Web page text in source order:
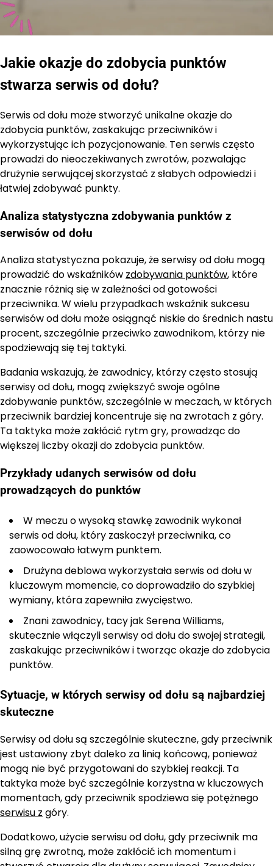
Jakie okazje do zdobycia punktów
stwarza serwis od dołu?
Serwis od dołu może stworzyć unikalne okazje do
zdobycia punktów, zaskakując przeciwników i
wykorzystując ich pozycjonowanie. Ten serwis często
prowadzi do nieoczekiwanych zwrotów, pozwalając
drużynie serwującej skorzystać z słabych odpowiedzi i
łatwiej zdobywać punkty.
Analiza statystyczna zdobywania punktów z
serwisów od dołu
Analiza statystyczna pokazuje, że serwisy od dołu mogą
prowadzić do wskaźników zdobywania punktów, które
znacznie różnią się w zależności od gotowości
przeciwnika. W wielu przypadkach wskaźnik sukcesu
serwisów od dołu może osiągnąć niskie do średnich nastu
procent, szczególnie przeciwko zawodnikom, którzy nie
spodziewają się tej taktyki.
Badania wskazują, że zawodnicy, którzy często stosują
serwisy od dołu, mogą zwiększyć swoje ogólne
zdobywanie punktów, szczególnie w meczach, w których
przeciwnik bardziej koncentruje się na zwrotach z góry.
Ta taktyka może zakłócić rytm gry, prowadząc do
większej liczby okazji do zdobycia punktów.
Przykłady udanych serwisów od dołu
prowadzących do punktów
W meczu o wysoką stawkę zawodnik wykonał
serwis od dołu, który zaskoczył przeciwnika, co
zaowocowało łatwym punktem.
Drużyna deblowa wykorzystała serwis od dołu w
kluczowym momencie, co doprowadziło do szybkiej
wymiany, która zapewniła zwycięstwo.
Znani zawodnicy, tacy jak Serena Williams,
skutecznie włączyli serwisy od dołu do swojej strategii,
zaskakując przeciwników i tworząc okazje do zdobycia
punktów.
Sytuacje, w których serwisy od dołu są najbardziej
skuteczne
Serwisy od dołu są szczególnie skuteczne, gdy przeciwnik
jest ustawiony zbyt daleko za linią końcową, ponieważ
mogą nie być przygotowani do szybkiej reakcji. Ta
taktyka może być szczególnie korzystna w kluczowych
momentach, gdy przeciwnik spodziewa się potężnego
serwisu z góry.
Dodatkowo, użycie serwisu od dołu, gdy przeciwnik ma
silną grę zwrotną, może zakłócić ich momentum i